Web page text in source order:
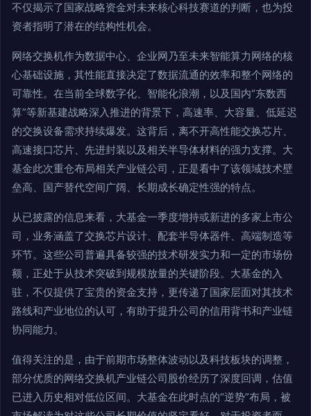
不仅揭示了国家战略资金对未来核心科技赛道的判断，也为投
资者指明了潜在的结构性机会。
网络交换机作为数据中心、企业网乃至未来智能算力网络的核
心基础设施，其性能直接决定了数据流通的效率和整个网络的
可靠性。在当前全球数字化、智能化浪潮，以及国内“东数西
算”等新基建战略深入推进的背景下，高速率、大容量、低延迟
的交换设备需求持续爆发。这背后，离不开高性能交换芯片、
高速接口芯片、先进封装以及相关半导体材料的强力支撑。大
基金此次重仓布局相关产业链公司，正是看中了该领域技术壁
垒高、国产替代空间广阔、长期成长确定性强的特点。
从已披露的信息来看，大基金一季度增持或新进的多家上市公
司，业务涵盖了交换芯片设计、配套半导体器件、高端制造等
环节。这些公司普遍具备较强的技术研发实力和一定的市场份
额，正处于从技术突破到规模放量的关键阶段。大基金的入
驻，不仅提供了宝贵的资金支持，更传递了国家层面对其技术
路线和产业地位的认可，有助于提升公司的信用背书和产业链
协同能力。
值得关注的是，由于前期市场整体波动以及科技板块的调整，
部分优质的网络交换机产业链公司股价经历了深度回调，估值
已进入历史相对低位区间。大基金在此时点的“逆势”布局，被